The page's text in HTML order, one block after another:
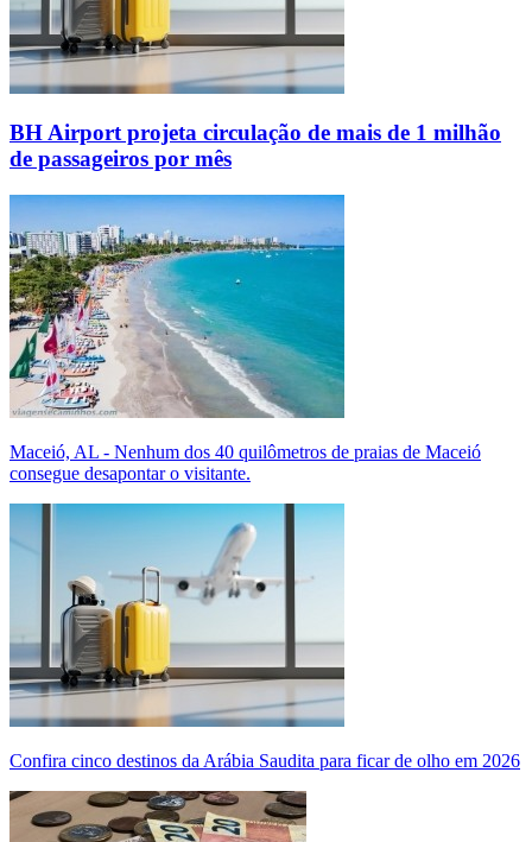
BH Airport projeta circulação de mais de 1 milhão
de passageiros por mês
Maceió, AL - Nenhum dos 40 quilômetros de praias de Maceió
consegue desapontar o visitante.
Confira cinco destinos da Arábia Saudita para ficar de olho em 2026